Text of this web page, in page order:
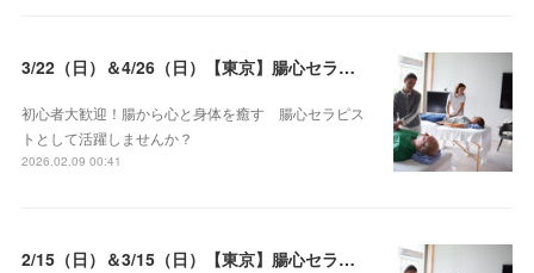
3/22（日）＆4/26（日）【東京】腸心セラピスト養成コース《２日間コース》開講決定
初心者大歓迎！腸から心と身体を癒す 腸心セラピス
トとして活躍しませんか？
2026.02.09 00:41
2/15（日）＆3/15（日）【東京】腸心セラピスト養成コース《２日間コース》開講決定